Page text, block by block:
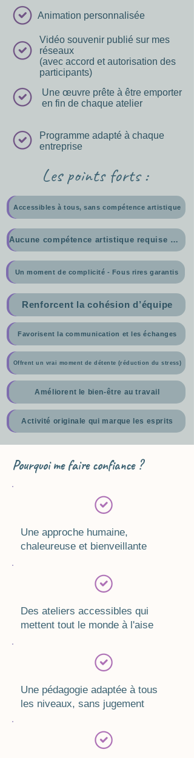
Animation personnalisée
Vidéo souvenir publié sur mes
réseaux
(avec accord et autorisation des
participants)
Une œuvre prête à être emporter
en fin de chaque atelier
Programme adapté à chaque
entreprise
Les points forts :
Accessibles à tous, sans compétence artistique
Aucune compétence artistique requise —
Un moment de complicité - Fous rires garantis
Renforcent la cohésion d’équipe
Favorisent la communication et les échanges
Offrent un vrai moment de détente (réduction du stress)
Améliorent le bien-être au travail
Activité originale qui marque les esprits
Pourquoi me faire confiance ?
Une approche humaine,
chaleureuse et bienveillante
Des ateliers accessibles qui
mettent tout le monde à l'aise
Une pédagogie adaptée à tous
les niveaux, sans jugement